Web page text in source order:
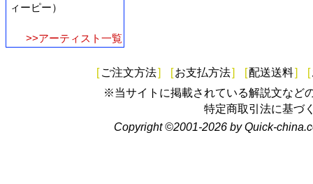
ィーピー）
>>アーティスト一覧
[ ご注文方法] [お支払方法] [配送送料] [
※当サイトに掲載されている解説文など
特定商取引法に基づ
Copyright ©2001-2026 by Quick-